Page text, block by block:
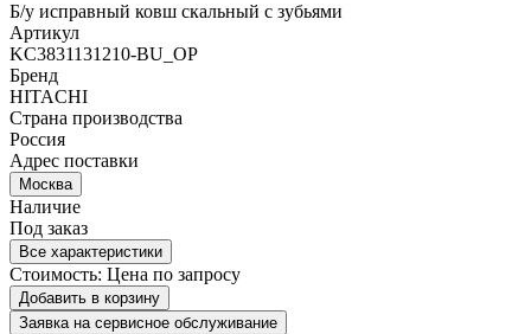
Б/у исправный ковш скальный с зубьями
Артикул
KC3831131210-BU_OP
Бренд
HITACHI
Страна производства
Россия
Адрес поставки
Москва
Наличие
Под заказ
Все характеристики
Стоимость: Цена по запросу
Добавить в корзину
Заявка на сервисное обслуживание